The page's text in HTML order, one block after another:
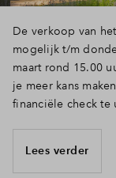
De verkoop van
mogelijk t/m
maart rond 15.00
je meer kans
financiële check
Lees verder